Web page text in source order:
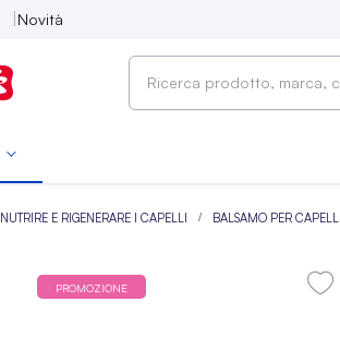
Novità
NUTRIRE E RIGENERARE I CAPELLI BALSAMO PER CAPELLI
PROMOZIONE